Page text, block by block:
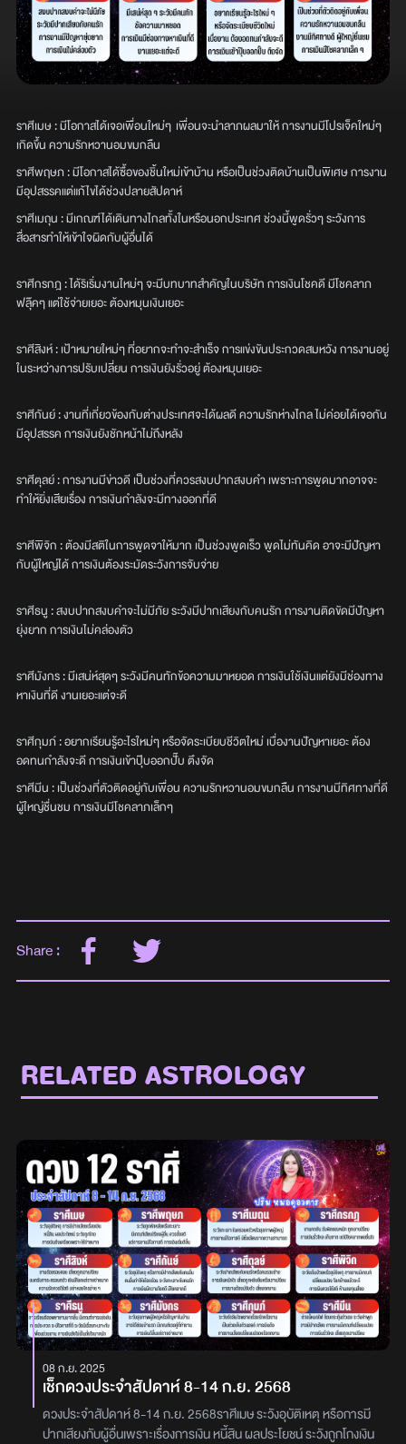
ราศีเมษ : มีโอกาสได้เจอเพื่อนใหม่ๆ เพื่อนจะนำลาภผลมาให้ การงานมีโปรเจ็คใหม่ๆ
เกิดขึ้น ความรักหวานอมขมกลืน
ราศีพฤษภ : มีโอกาสได้ซื้อของชิ้นใหม่เข้าบ้าน หรือเป็นช่วงติดบ้านเป็นพิเศษ การงาน
มีอุปสรรคแต่แก้ไขได้ช่วงปลายสัปดาห์
ราศีเมถุน : มีเกณฑ์ได้เดินทางไกลทั้งในหรือนอกประเทศ ช่วงนี้พูดรั่วๆ ระวังการ
สื่อสารทำให้เข้าใจผิดกับผู้อื่นได้
ราศีกรกฎ : ได้ริเริ่มงานใหม่ๆ จะมีบทบาทสำคัญในบริษัท การเงินโชคดี มีโชคลาภ
ฟลุ๊คๆ แต่ใช้จ่ายเยอะ ต้องหมุนเงินเยอะ
ราศีสิงห์ : เป้าหมายใหม่ๆ ที่อยากจะทำจะสำเร็จ การแข่งขันประกวดสมหวัง การงานอยู่
ในระหว่างการปรับเปลี่ยน การเงินยังรั่วอยู่ ต้องหมุนเยอะ
ราศีกันย์ : งานที่เกี่ยวข้องกับต่างประเทศจะได้ผลดี ความรักห่างไกล ไม่ค่อยได้เจอกัน
มีอุปสรรค การเงินยังชักหน้าไม่ถึงหลัง
ราศีตุลย์ : การงานมีข่าวดี เป็นช่วงที่ควรสงบปากสงบคำ เพราะการพูดมากอาจจะ
ทำให้ยิ่งเสียเรื่อง การเงินกำลังจะมีทางออกที่ดี
ราศีพิจิก : ต้องมีสติในการพูดจาให้มาก เป็นช่วงพูดเร็ว พูดไม่ทันคิด อาจะมีปัญหา
กับผู้ใหญ่ได้ การเงินต้องระมัดระวังการจับจ่าย
ราศีธนู : สงบปากสงบคำจะไม่มีภัย ระวังมีปากเสียงกับคนรัก การงานติดขัดมีปัญหา
ยุ่งยาก การเงินไม่คล่องตัว
ราศีมังกร : มีเสน่ห์สุดๆ ระวังมีคนทักข้อความมาหยอด การเงินใช้เงินแต่ยังมีช่องทาง
หาเงินที่ดี งานเยอะแต่จะดี
ราศีกุมภ์ : อยากเรียนรู้อะไรใหม่ๆ หรือจัดระเบียบชีวิตใหม่ เบื่องานปัญหาเยอะ ต้อง
อดทนกำลังจะดี การเงินเข้าปุ๊บออกปั๊บ ตึงจัด
ราศีมีน : เป็นช่วงที่ตัวติดอยู่กับเพื่อน ความรักหวานอมขมกลืน การงานมีทิศทางที่ดี
ผู้ใหญ่ชื่นชม การเงินมีโชคลาภเล็กๆ
Share :
RELATED ASTROLOGY
08 ก.ย. 2025
เช็กดวงประจำสัปดาห์ 8-14 ก.ย. 2568
ดวงประจำสัปดาห์ 8-14 ก.ย. 2568ราศีเมษ ระวังอุบัติเหตุ หรือการมี
ปากเสียงกับผู้อื่นเพราะเรื่องการเงิน หนี้สิน ผลประโยชน์ ระวังถูกโกงเงิน